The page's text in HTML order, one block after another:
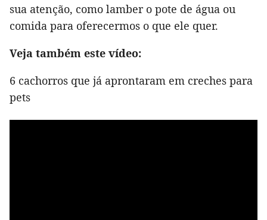
sua atenção, como lamber o pote de água ou
comida para oferecermos o que ele quer.
Veja também este vídeo:
6 cachorros que já aprontaram em creches para
pets